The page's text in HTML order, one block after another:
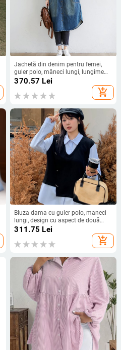
Jachetă din denim pentru femei,
guler polo, mâneci lungi, lungime
medie, stil de relaxare japono-
370.57 Lei
add_shopping_cart
Bluza dama cu guler polo, maneci
lungi, design cu aspect de două
piese (faux) și efect slimming, tricot
din bumbac Mamba, 50–70%
bumbac / 30–50% poliester
311.75 Lei
add_shopping_cart